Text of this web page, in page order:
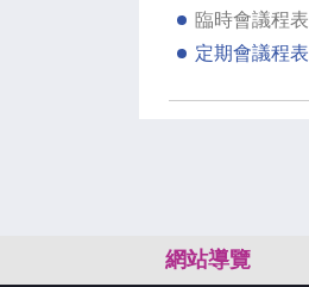
臨時會議程表
定期會議程表
網站導覽